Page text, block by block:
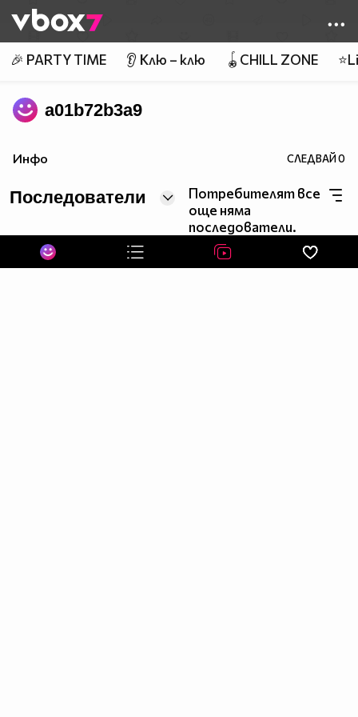
👾
🎉 PARTY TIME 👂 Клю – клю 🪀CHILL ZONE
a01b72b3a9
Инфо СЛЕДВАЙ0
Последователи
Потребителят все
още няма
последователи.